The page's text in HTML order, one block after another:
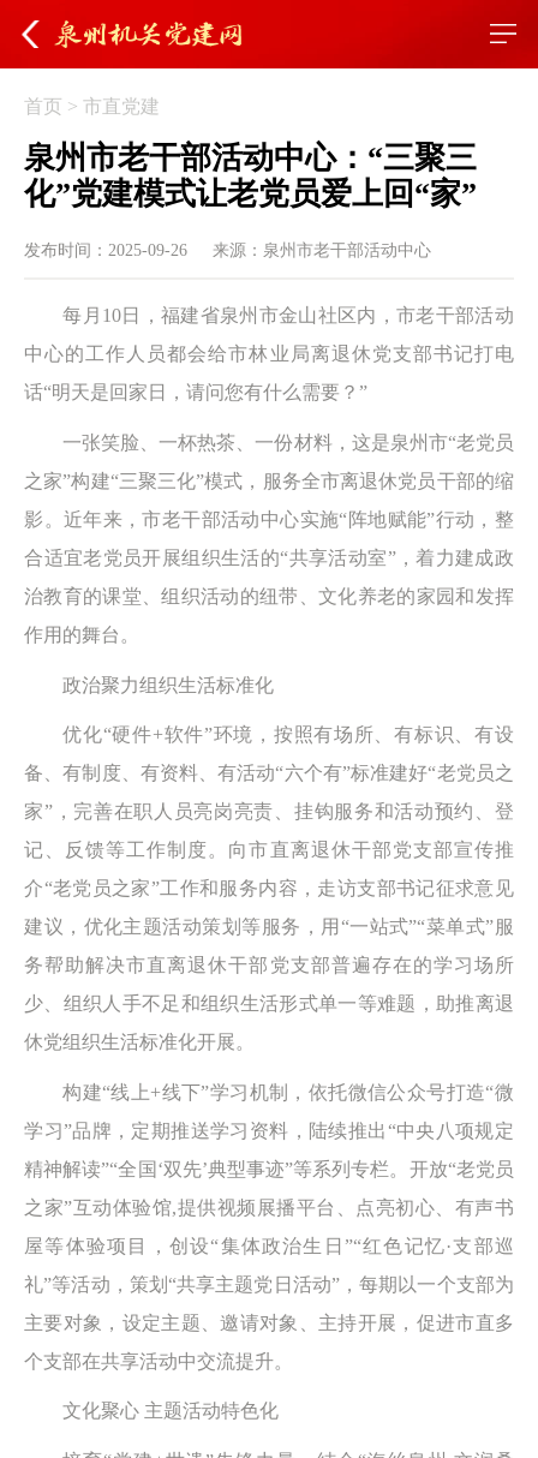
首页 >市直党建
泉州市老干部活动中心：“三聚三
化”党建模式让老党员爱上回“家”
发布时间：2025-09-26 来源：泉州市老干部活动中心
每月10日，福建省泉州市金山社区内，市老干部活动
中心的工作人员都会给市林业局离退休党支部书记打电
话“明天是回家日，请问您有什么需要？”
一张笑脸、一杯热茶、一份材料，这是泉州市“老党员
之家”构建“三聚三化”模式，服务全市离退休党员干部的缩
影。近年来，市老干部活动中心实施“阵地赋能”行动，整
合适宜老党员开展组织生活的“共享活动室”，着力建成政
治教育的课堂、组织活动的纽带、文化养老的家园和发挥
作用的舞台。
政治聚力组织生活标准化
优化“硬件+软件”环境，按照有场所、有标识、有设
备、有制度、有资料、有活动“六个有”标准建好“老党员之
家”，完善在职人员亮岗亮责、挂钩服务和活动预约、登
记、反馈等工作制度。向市直离退休干部党支部宣传推
介“老党员之家”工作和服务内容，走访支部书记征求意见
建议，优化主题活动策划等服务，用“一站式”“菜单式”服
务帮助解决市直离退休干部党支部普遍存在的学习场所
少、组织人手不足和组织生活形式单一等难题，助推离退
休党组织生活标准化开展。
构建“线上+线下”学习机制，依托微信公众号打造“微
学习”品牌，定期推送学习资料，陆续推出“中央八项规定
精神解读”“全国‘双先’典型事迹”等系列专栏。开放“老党员
之家”互动体验馆,提供视频展播平台、点亮初心、有声书
屋等体验项目，创设“集体政治生日”“红色记忆·支部巡
礼”等活动，策划“共享主题党日活动”，每期以一个支部为
主要对象，设定主题、邀请对象、主持开展，促进市直多
个支部在共享活动中交流提升。
文化聚心 主题活动特色化